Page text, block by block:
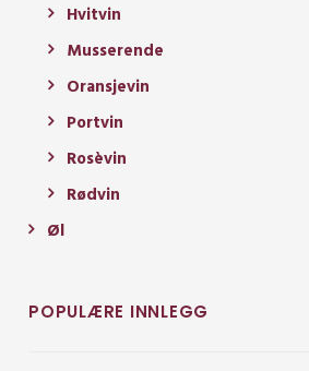
Hvitvin
Musserende
Oransjevin
Portvin
Rosèvin
Rødvin
Øl
POPULÆRE INNLEGG